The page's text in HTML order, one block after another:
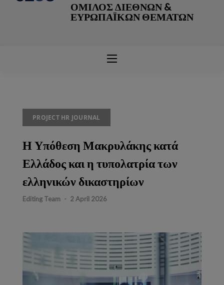
ΟΜΙΛΟΣ ΔΙΕΘΝΩΝ &
ΕΥΡΩΠΑΪΚΩΝ ΘΕΜΑΤΩΝ
PROJECT HR JOURNAL
Η Υπόθεση Μακρυλάκης κατά
Ελλάδος και η τυπολατρία των
ελληνικών δικαστηρίων
Editing Team - 2 April 2026